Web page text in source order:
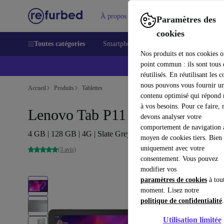
Paramètres des
cookies
Nos produits et nos cookies
point commun : ils sont tous
réutilisés. En réutilisant les
nous pouvons vous fournir
contenu optimisé qui répond
à vos besoins. Pour ce faire,
devons analyser votre
comportement de navigation
moyen de cookies tiers. Bien
uniquement avec votre
consentement. Vous pouvez
modifier vos
paramètres de cookies à
moment. Lisez notre
politique de confidentialité.
Utilisation limitée
À propos Vendre
Toutes catégories Smartphones
Accueil Produits Tablettes
Lenovo Tab P11 Plus | 11"
4 GB | 128 GB | 4G | Slate Grey
(3 avis)